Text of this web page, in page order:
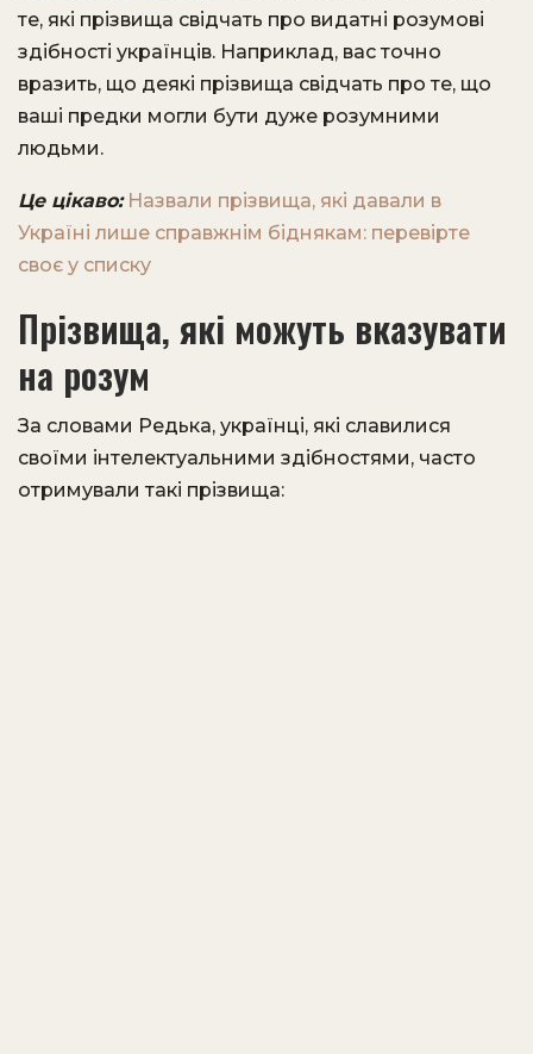
те, які прізвища свідчать про видатні розумові
здібності українців. Наприклад, вас точно
вразить, що деякі прізвища свідчать про те, що
ваші предки могли бути дуже розумними
людьми.
Це цікаво: Назвали прізвища, які давали в
Україні лише справжнім біднякам: перевірте
своє у списку
Прізвища, які можуть вказувати
на розум
За словами Редька, українці, які славилися
своїми інтелектуальними здібностями, часто
отримували такі прізвища: